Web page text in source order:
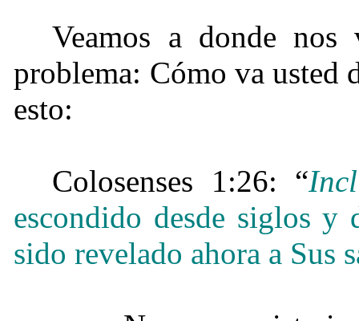
Veamos a donde
problema: Cómo va usted
esto:
Colosenses 1:26: “
escondido desde siglos y
sido revelado ahora a Sus